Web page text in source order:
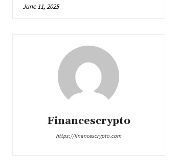
June 11, 2025
Financescrypto
https://financescrypto.com